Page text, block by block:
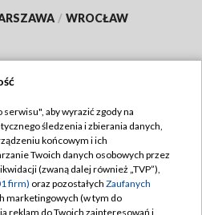
/ WROCŁAW
TVP
TVP
prywatności
zgody
aby wyrazić zgody na
śledzenia i zbierania danych,
końcowym i ich
Twoich danych osobowych przez
(zwaną dalej również „TVP”),
firm) oraz pozostałych Zaufanych
marketingowych (w tym do
reklam do Twoich zainteresowań i